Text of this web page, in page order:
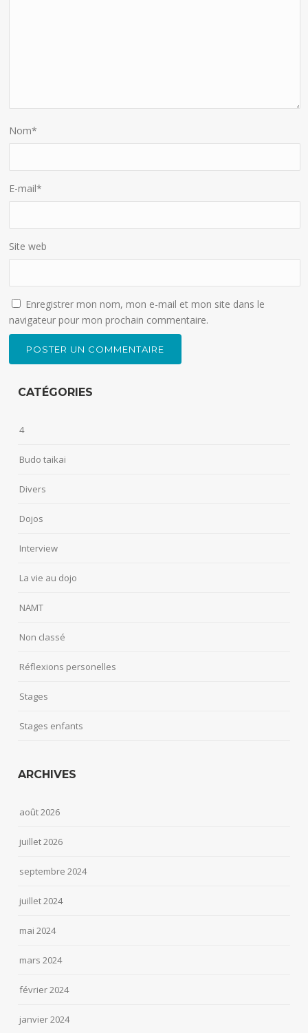
Nom*
E-mail*
Site web
Enregistrer mon nom, mon e-mail et mon site dans le
navigateur pour mon prochain commentaire.
CATÉGORIES
4
Budo taikai
Divers
Dojos
Interview
La vie au dojo
NAMT
Non classé
Réflexions personelles
Stages
Stages enfants
ARCHIVES
août 2026
juillet 2026
septembre 2024
juillet 2024
mai 2024
mars 2024
février 2024
janvier 2024